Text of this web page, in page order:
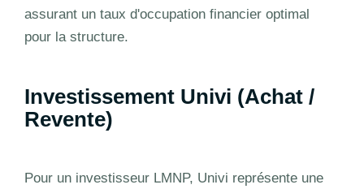
assurant un taux d'occupation financier optimal
pour la structure.
Investissement Univi (Achat /
Revente)
Pour un investisseur LMNP, Univi représente une